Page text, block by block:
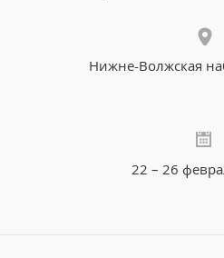
Нижне-Волжская
22 – 26